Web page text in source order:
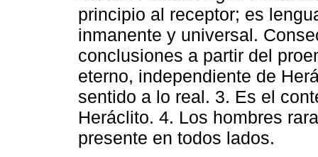
principio al receptor; es
inmanente y universal.
conclusiones a partir del
eterno, independiente de
sentido a lo real. 3. Es el
Heráclito. 4. Los hombres
presente en todos lados.